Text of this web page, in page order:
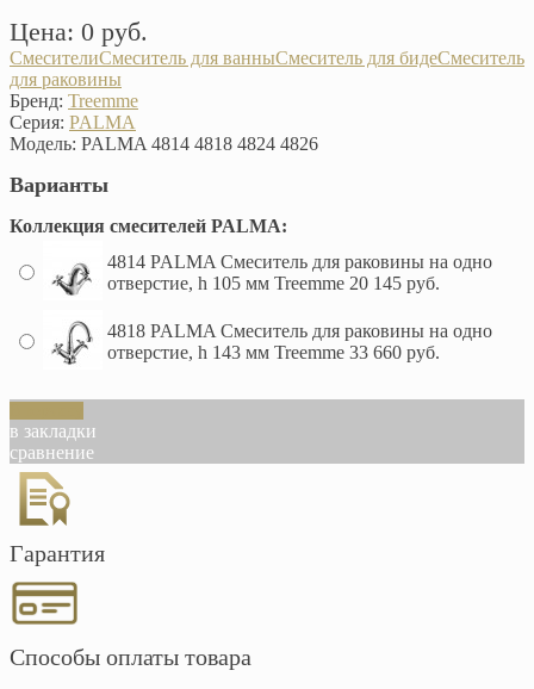
Цена: 0 руб.
СмесителиСмеситель для ванныСмеситель для бидеСмеситель
для раковины
Бренд: Treemme
Серия: PALMA
Модель: PALMA 4814 4818 4824 4826
Варианты
Коллекция смесителей PALMA:
4814 PALMA Смеситель для раковины на одно
отверстие, h 105 мм Treemme 20 145 руб.
4818 PALMA Смеситель для раковины на одно
отверстие, h 143 мм Treemme 33 660 руб.
в закладки
сравнение
Гарантия
Способы оплаты товара